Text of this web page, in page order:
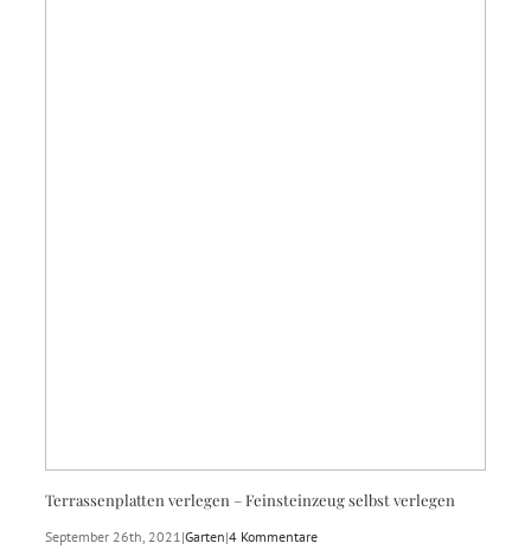
Terrassenplatten verlegen – Feinsteinzeug selbst verlegen
September 26th, 2021 |Garten|4 Kommentare